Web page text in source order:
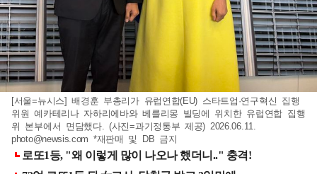
[서울=뉴시스] 배경훈 부총리가 유럽연합(EU) 스타트업·연구혁신 집행
위원 예카테리나 자하리에바와 베를리몽 빌딩에 위치한 유럽연합 집행
위 본부에서 면담했다. (사진=과기정통부 제공) 2026.06.11.
photo@newsis.com *재판매 및 DB 금지